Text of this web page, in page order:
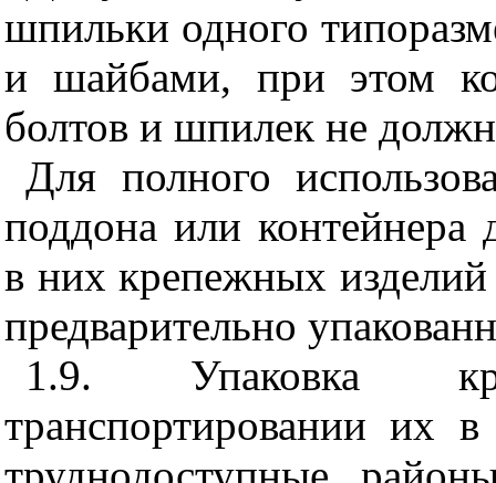
шпильки одного
и шайбами, при этом
болтов и шпилек не
Для полного
поддона или контейнера
в них крепежных
предварительно
1.9. Упаковка
транспортировании их